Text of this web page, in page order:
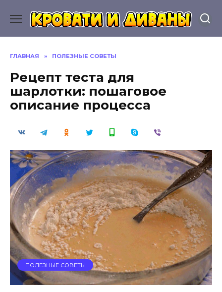
содержанию
ГЛАВНАЯ » ПОЛЕЗНЫЕ СОВЕТЫ
Рецепт теста для
шарлотки: пошаговое
описание процесса
ПОЛЕЗНЫЕ СОВЕТЫ